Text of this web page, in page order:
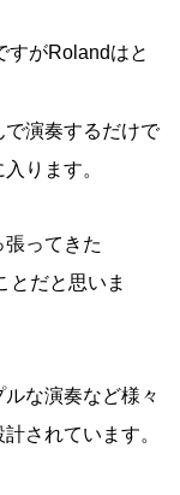
すがRolandはと
演奏するだけで
ります。
ってきた
とだと思いま
な演奏など様々
されています。